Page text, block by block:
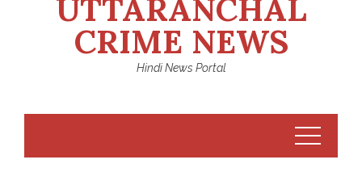
UTTARANCHAL
CRIME NEWS
Hindi News Portal